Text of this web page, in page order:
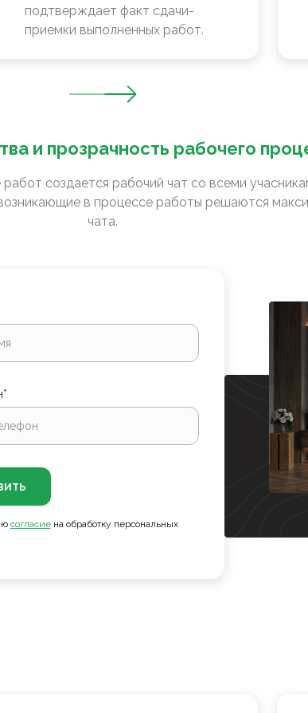
подтверждает факт сдачи-
приемки выполненных работ.
и прозрачность рабочего
создается рабочий чат со всеми
в процессе работы решаются
чата.
согласие на обработку персональных